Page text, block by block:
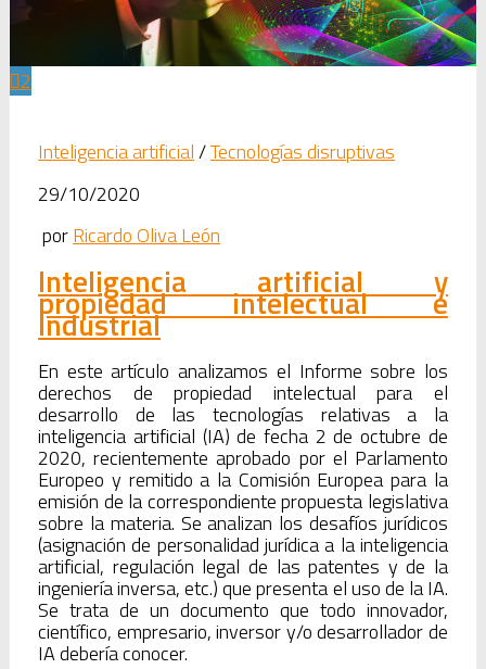
2
Inteligencia artificial/Tecnologías disruptivas
29/10/2020
porRicardo Oliva León
Inteligencia artificial y
propiedad intelectual e
industrial
En este artículo analizamos el Informe sobre los
derechos de propiedad intelectual para el
desarrollo de las tecnologías relativas a la
inteligencia artificial (IA) de fecha 2 de octubre de
2020, recientemente aprobado por el Parlamento
Europeo y remitido a la Comisión Europea para la
emisión de la correspondiente propuesta legislativa
sobre la materia. Se analizan los desafíos jurídicos
(asignación de personalidad jurídica a la inteligencia
artificial, regulación legal de las patentes y de la
ingeniería inversa, etc.) que presenta el uso de la IA.
Se trata de un documento que todo innovador,
científico, empresario, inversor y/o desarrollador de
IA debería conocer.